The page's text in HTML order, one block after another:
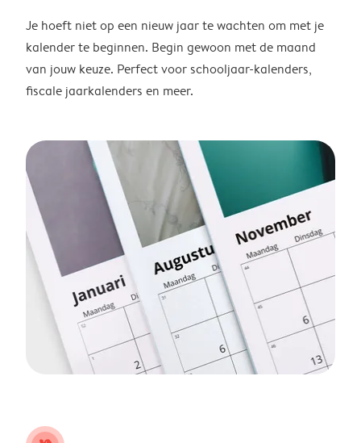
Je hoeft niet op een nieuw jaar te wachten om met je
kalender te beginnen. Begin gewoon met de maand
van jouw keuze. Perfect voor schooljaar-kalenders,
fiscale jaarkalenders en meer.